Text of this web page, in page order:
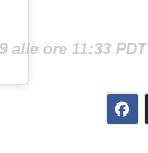
alle ore 11:33 PDT